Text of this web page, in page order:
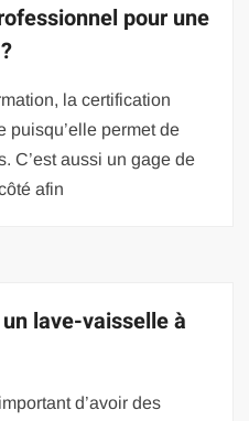
pour une
la certification
puisqu’elle permet de
C’est aussi un gage de
afin
lave-vaisselle à
d’avoir des